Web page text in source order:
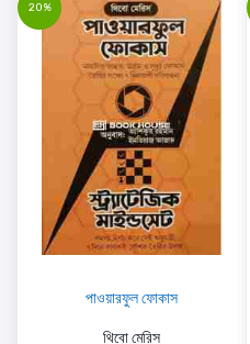
20%
পাওয়ারফুল ফোকাস
থিবো মেরিস